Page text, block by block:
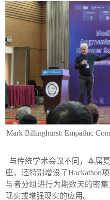
Mark Billinghurst: Empathic
与传统学术会议不同，本届
座，还特别增设了Hackathon
与者分组进行为期数天的密
现实或增强现实的应用。